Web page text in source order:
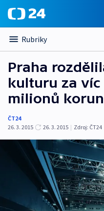
Rubriky
Praha
kulturu za víc
milionů korun
ČT24
26. 3. 2015
26. 3. 2015 | Zdroj: ČT24